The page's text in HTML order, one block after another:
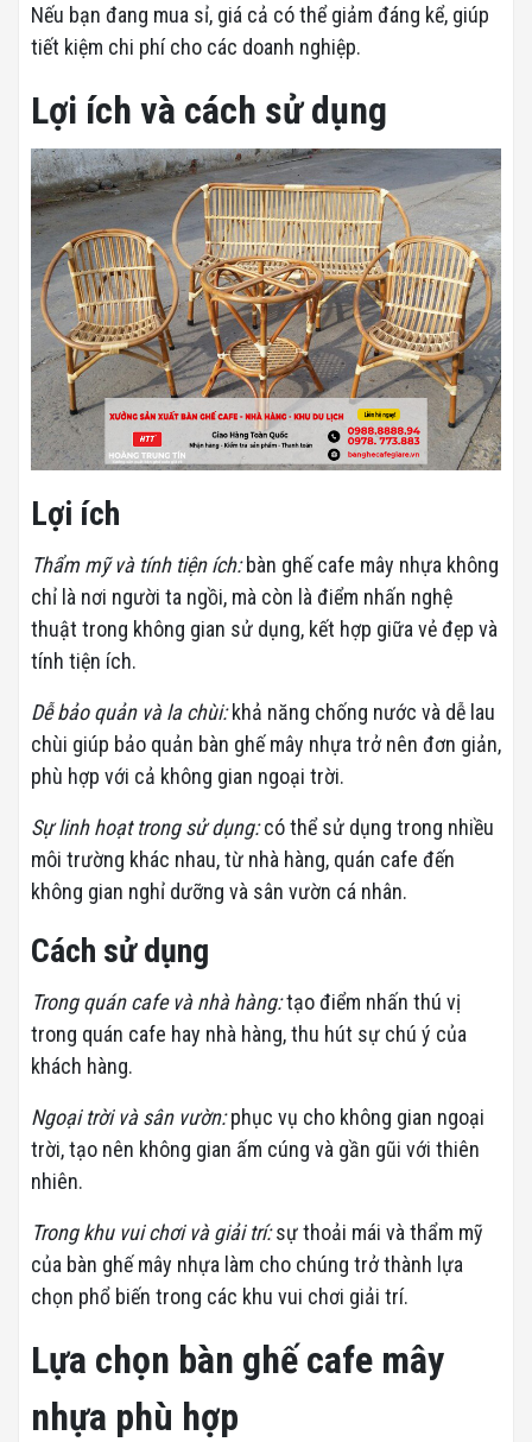
Nếu bạn đang mua sỉ, giá cả có thể giảm đáng kể, giúp
tiết kiệm chi phí cho các doanh nghiệp.
Lợi ích và cách sử dụng
Lợi ích
Thẩm mỹ và tính tiện ích:bàn ghế cafe mây nhựa không
chỉ là nơi người ta ngồi, mà còn là điểm nhấn nghệ
thuật trong không gian sử dụng, kết hợp giữa vẻ đẹp và
tính tiện ích.
Dễ bảo quản và la chùi:khả năng chống nước và dễ lau
chùi giúp bảo quản bàn ghế mây nhựa trở nên đơn giản,
phù hợp với cả không gian ngoại trời.
Sự linh hoạt trong sử dụng:có thể sử dụng trong nhiều
môi trường khác nhau, từ nhà hàng, quán cafe đến
không gian nghỉ dưỡng và sân vườn cá nhân.
Cách sử dụng
Trong quán cafe và nhà hàng:tạo điểm nhấn thú vị
trong quán cafe hay nhà hàng, thu hút sự chú ý của
khách hàng.
Ngoại trời và sân vườn:phục vụ cho không gian ngoại
trời, tạo nên không gian ấm cúng và gần gũi với thiên
nhiên.
Trong khu vui chơi và giải trí:sự thoải mái và thẩm mỹ
của bàn ghế mây nhựa làm cho chúng trở thành lựa
chọn phổ biến trong các khu vui chơi giải trí.
Lựa chọn bàn ghế cafe mây
nhựa phù hợp